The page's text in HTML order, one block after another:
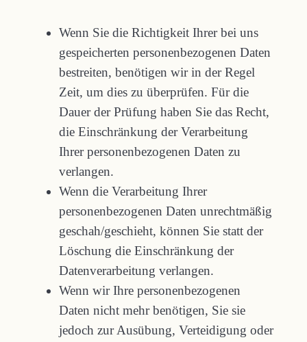
Wenn Sie die Richtigkeit Ihrer bei uns
gespeicherten personenbezogenen Daten
bestreiten, benötigen wir in der Regel
Zeit, um dies zu überprüfen. Für die
Dauer der Prüfung haben Sie das Recht,
die Einschränkung der Verarbeitung
Ihrer personenbezogenen Daten zu
verlangen.
Wenn die Verarbeitung Ihrer
personenbezogenen Daten unrechtmäßig
geschah/geschieht, können Sie statt der
Löschung die Einschränkung der
Datenverarbeitung verlangen.
Wenn wir Ihre personenbezogenen
Daten nicht mehr benötigen, Sie sie
jedoch zur Ausübung, Verteidigung oder